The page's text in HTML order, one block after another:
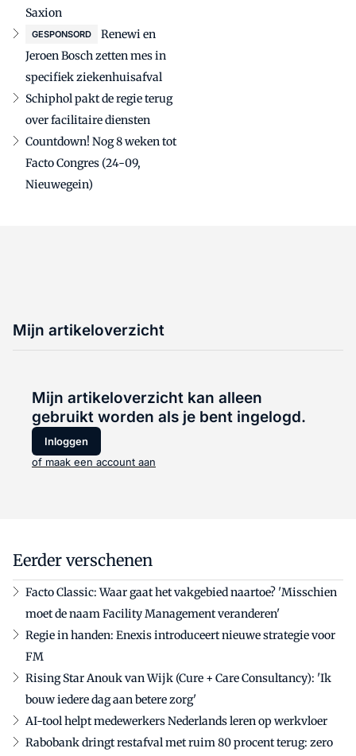
Saxion
GESPONSORD
Renewi en
Jeroen Bosch zetten mes in
specifiek ziekenhuisafval
Schiphol pakt de regie terug
over facilitaire diensten
Countdown! Nog 8 weken tot
Facto Congres (24-09,
Nieuwegein)
Mijn artikeloverzicht
Mijn artikeloverzicht kan alleen
gebruikt worden als je bent ingelogd.
Inloggen
of maak een account aan
Eerder verschenen
Facto Classic: Waar gaat het vakgebied naartoe? 'Misschien
moet de naam Facility Management veranderen'
Regie in handen: Enexis introduceert nieuwe strategie voor
FM
Rising Star Anouk van Wijk (Cure + Care Consultancy): 'Ik
bouw iedere dag aan betere zorg'
AI-tool helpt medewerkers Nederlands leren op werkvloer
Rabobank dringt restafval met ruim 80 procent terug: zero